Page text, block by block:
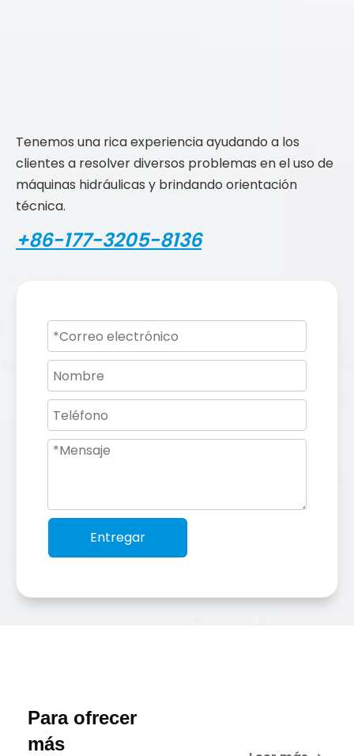
Tenemos una rica experiencia ayudando a los
clientes a resolver diversos problemas en el uso de
máquinas hidráulicas y brindando orientación
técnica.
+86-177-3205-8136
Entregar
Para ofrecer
más